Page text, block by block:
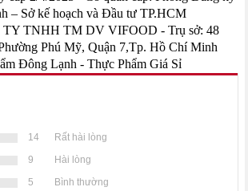
– Sở kế hoạch và Đầu tư TP.HCM
TNHH TM DV VIFOOD - Trụ sở: 48
Phú Mỹ, Quận 7,Tp. Hồ Chí Minh
Đông Lạnh - Thực Phẩm Giá Sỉ
14
Rất hài lòng
9
Hài lòng
5
Bình thường